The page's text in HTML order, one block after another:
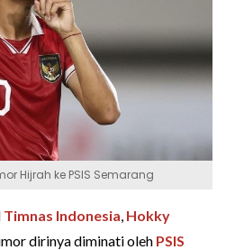
Hijrah ke PSIS Semarang
Timnas Indonesia, Hokky
dirinya diminati oleh PSIS